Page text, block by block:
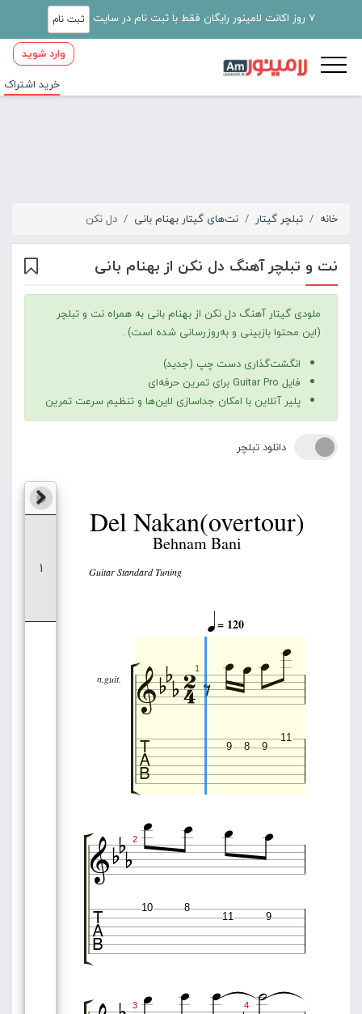
7 روز اکانت لامینور رایگان فقط با ثبت نام در سایت ثبت نام
وارد شوید
خرید اشتراک
خانه تبلچر گیتار نت‌های گیتار بهنام بانی دل نکن
نت و تبلچر آهنگ دل نکن از بهنام بانی
ملودی گیتار آهنگ دل نکن از بهنام بانی به همراه نت و تبلچر
(این محتوا بازبینی و به‌روزرسانی شده است) .
انگشت‌گذاری دست چپ (جدید)
فایل Guitar Pro برای تمرین حرفه‌ای
پلیر آنلاین با امکان جداسازی لاین‌ها و تنظیم سرعت تمرین
دانلود تبلچر
Del Nakan(overtour)
Behnam Bani
Guitar Standard Tuning
= 120

1 
 9 8 9
11
n.guit.
2    
 10 8
11 9
3 4
1
Nylon Guitar
تکی
بی صدا